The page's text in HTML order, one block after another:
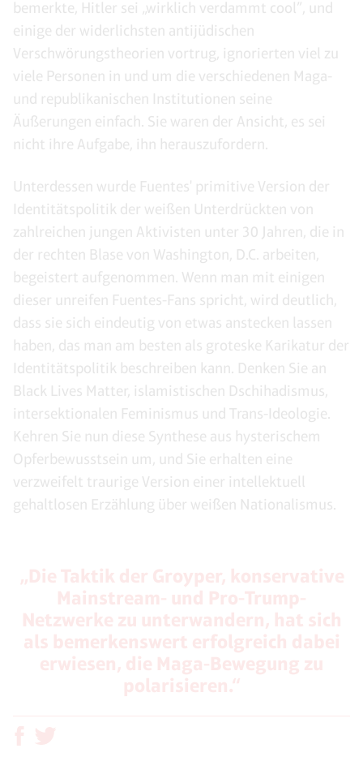
bemerkte, Hitler sei „wirklich verdammt cool”, und
einige der widerlichsten antijüdischen
Verschwörungstheorien vortrug, ignorierten viel zu
viele Personen in und um die verschiedenen Maga-
und republikanischen Institutionen seine
Äußerungen einfach. Sie waren der Ansicht, es sei
nicht ihre Aufgabe, ihn herauszufordern.
Unterdessen wurde Fuentes' primitive Version der
Identitätspolitik der weißen Unterdrückten von
zahlreichen jungen Aktivisten unter 30 Jahren, die in
der rechten Blase von Washington, D.C. arbeiten,
begeistert aufgenommen. Wenn man mit einigen
dieser unreifen Fuentes-Fans spricht, wird deutlich,
dass sie sich eindeutig von etwas anstecken lassen
haben, das man am besten als groteske Karikatur der
Identitätspolitik beschreiben kann. Denken Sie an
Black Lives Matter, islamistischen Dschihadismus,
intersektionalen Feminismus und Trans-Ideologie.
Kehren Sie nun diese Synthese aus hysterischem
Opferbewusstsein um, und Sie erhalten eine
verzweifelt traurige Version einer intellektuell
gehaltlosen Erzählung über weißen Nationalismus.